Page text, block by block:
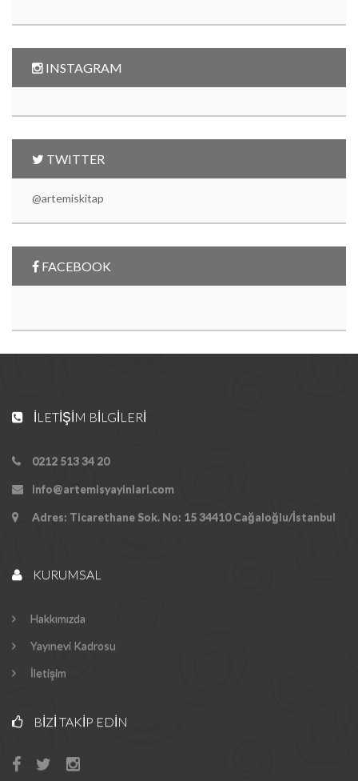
INSTAGRAM
TWITTER
@artemiskitap
FACEBOOK
İLETIŞIM BILGILERI
0212 513 34 20
info@artemisyayinlari.com
Adres: Ticarethane Sok. No: 15 34410 Cağaloğlu/İstanbul
KURUMSAL
Hakkımızda
Yayınevi Kadrosu
İletişim
BIZI TAKIP EDIN